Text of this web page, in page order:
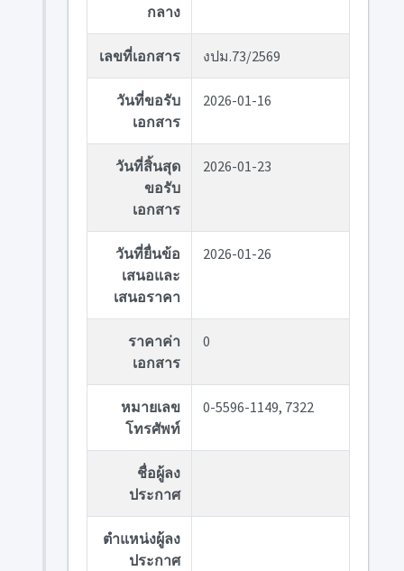
กลาง
เลขที่เอกสาร งปม.73/2569
วันที่ขอรับ
เอกสาร
2026-01-16
วันที่สิ้นสุด
ขอรับ
เอกสาร
2026-01-23
วันที่ยื่นข้อ
เสนอและ
เสนอราคา
2026-01-26
ราคาค่า
เอกสาร
0
หมายเลข
โทรศัพท์
0-5596-1149, 7322
ชื่อผู้ลง
ประกาศ
ตำแหน่งผู้ลง
ประกาศ